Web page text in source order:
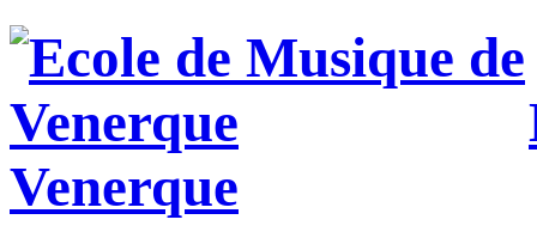
Venerque